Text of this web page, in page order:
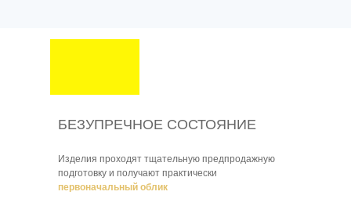
БЕЗУПРЕЧНОЕ СОСТОЯНИЕ
Изделия проходят тщательную предпродажную
подготовку и получают практически
первоначальный облик